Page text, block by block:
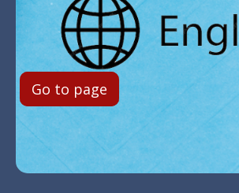
Go to page